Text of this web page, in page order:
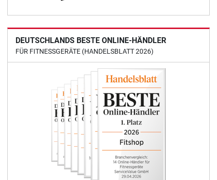
DEUTSCHLANDS BESTE ONLINE-HÄNDLER
FÜR FITNESSGERÄTE (HANDELSBLATT 2026)